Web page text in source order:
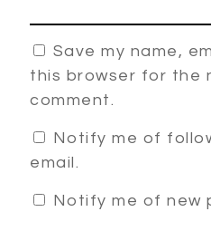
Save my name,
this browser for the
comment.
Notify me of
email.
Notify me of new